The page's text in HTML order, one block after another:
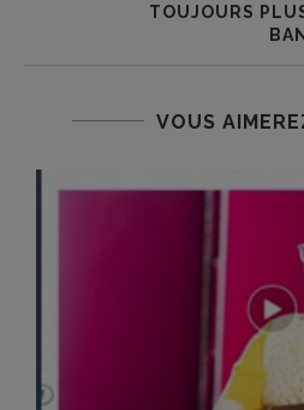
TOUJOURS
VOUS